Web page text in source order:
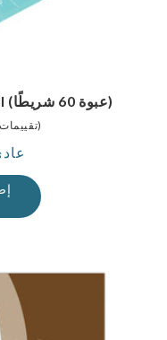
شرائط اختبار الكيتون من GKI (عبوة 60 شريطًا)
(115 تقييمات)
عادي